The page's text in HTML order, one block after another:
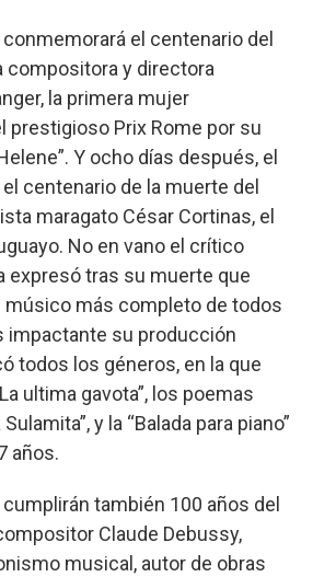
el centenario del
compositora y directora
la primera mujer
prestigioso Prix Rome por su
Y ocho días después, el
centenario de la muerte del
maragato César Cortinas, el
No en vano el crítico
expresó tras su muerte que
músico más completo de todos
impactante su producción
todos los géneros, en la que
ultima gavota”, los poemas
y la “Balada para piano”
años.
también 100 años del
Claude Debussy,
musical, autor de obras